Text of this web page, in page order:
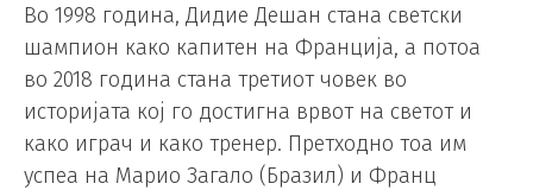
Во 1998 година, Дидие Дешан стана светски
шампион како капитен на Франција, а потоа
во 2018 година стана третиот човек во
историјата кој го достигна врвот на светот и
како играч и како тренер. Претходно тоа им
успеа на Марио Загало (Бразил) и Франц